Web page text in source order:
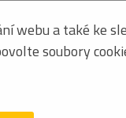
Seřadit podle: jména
webu a také ke
soubory